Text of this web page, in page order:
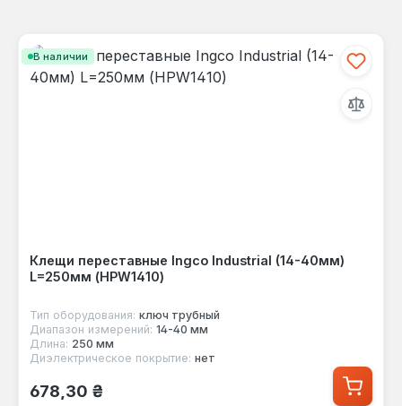
В наличии
Клещи переставные Ingco Industrial (14-40мм)
L=250мм (HPW1410)
Тип оборудования: ключ трубный
Диапазон измерений: 14-40 мм
Длина: 250 мм
Диэлектрическое покрытие: нет
Обычная цена:
678,30 ₴